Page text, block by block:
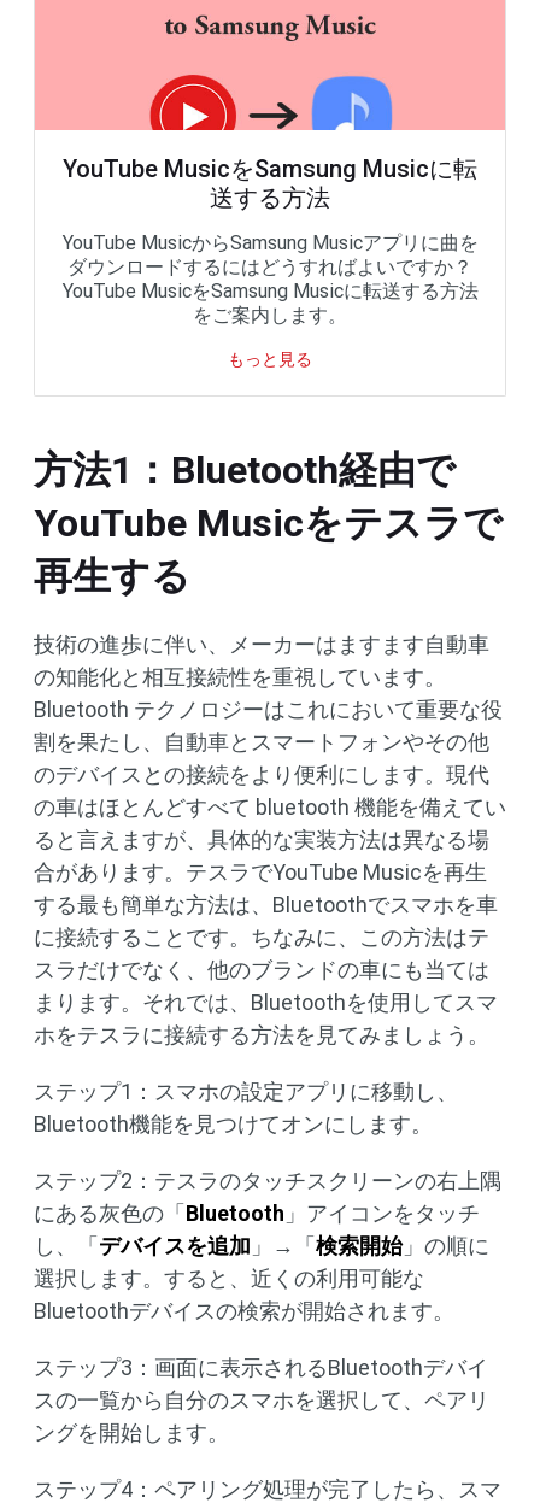
YouTube MusicをSamsung Musicに転
送する方法
YouTube MusicからSamsung Musicアプリに曲を
ダウンロードするにはどうすればよいですか？
YouTube MusicをSamsung Musicに転送する方法
をご案内します。
もっと見る
方法1：Bluetooth経由で
YouTube Musicをテスラで
再生する
技術の進歩に伴い、メーカーはますます自動車
の知能化と相互接続性を重視しています。
Bluetooth テクノロジーはこれにおいて重要な役
割を果たし、自動車とスマートフォンやその他
のデバイスとの接続をより便利にします。現代
の車はほとんどすべて bluetooth 機能を備えてい
ると言えますが、具体的な実装方法は異なる場
合があります。テスラでYouTube Musicを再生
する最も簡単な方法は、Bluetoothでスマホを車
に接続することです。ちなみに、この方法はテ
スラだけでなく、他のブランドの車にも当ては
まります。それでは、Bluetoothを使用してスマ
ホをテスラに接続する方法を見てみましょう。
ステップ1：スマホの設定アプリに移動し、
Bluetooth機能を見つけてオンにします。
ステップ2：テスラのタッチスクリーンの右上隅
にある灰色の「 Bluetooth 」アイコンをタッチ
し、「 デバイスを追加 」→「 検索開始」の順に
選択します。すると、近くの利用可能な
Bluetoothデバイスの検索が開始されます。
ステップ3：画面に表示されるBluetoothデバイ
スの一覧から自分のスマホを選択して、ペアリ
ングを開始します。
ステップ4：ペアリング処理が完了したら、スマ